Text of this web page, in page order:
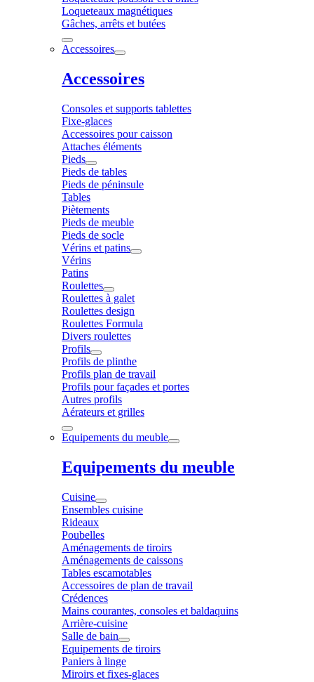
Loqueteaux magnétiques
Gâches, arrêts et butées
Accessoires
Accessoires
Consoles et supports tablettes
Fixe-glaces
Accessoires pour caisson
Attaches éléments
Pieds
Pieds de tables
Pieds de péninsule
Tables
Piètements
Pieds de meuble
Pieds de socle
Vérins et patins
Vérins
Patins
Roulettes
Roulettes à galet
Roulettes design
Roulettes Formula
Divers roulettes
Profils
Profils de plinthe
Profils plan de travail
Profils pour façades et portes
Autres profils
Aérateurs et grilles
Equipements du meuble
Equipements du meuble
Cuisine
Ensembles cuisine
Rideaux
Poubelles
Aménagements de tiroirs
Aménagements de caissons
Tables escamotables
Accessoires de plan de travail
Crédences
Mains courantes, consoles et baldaquins
Arrière-cuisine
Salle de bain
Equipements de tiroirs
Paniers à linge
Miroirs et fixes-glaces